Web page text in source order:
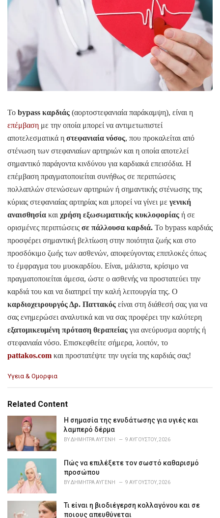
Το bypass καρδιάς (αορτοστεφανιαία παράκαμψη), είναι η
επέμβαση με την οποία μπορεί να αντιμετωπιστεί
αποτελεσματικά η στεφανιαία νόσος, που προκαλείται από
στένωση των στεφανιαίων αρτηριών και η οποία αποτελεί
σημαντικό παράγοντα κινδύνου για καρδιακά επεισόδια. Η
επέμβαση πραγματοποιείται συνήθως σε περιπτώσεις
πολλαπλών στενώσεων αρτηριών ή σημαντικής στένωσης της
κύριας στεφανιαίας αρτηρίας και μπορεί να γίνει με γενική
αναισθησία και χρήση εξωσωματικής κυκλοφορίας ή σε
ορισμένες περιπτώσεις σε πάλλουσα καρδιά. Το bypass καρδιάς
προσφέρει σημαντική βελτίωση στην ποιότητα ζωής και στο
προσδόκιμο ζωής των ασθενών, αποφεύγοντας επιπλοκές όπως
το έμφραγμα του μυοκαρδίου. Είναι, μάλιστα, κρίσιμο να
πραγματοποιείται άμεσα, ώστε ο ασθενής να προστατεύει την
καρδιά του και να διατηρεί την καλή λειτουργία της. Ο
καρδιοχειρουργός Δρ. Παττακός είναι στη διάθεσή σας για να
σας ενημερώσει αναλυτικά και να σας προφέρει την καλύτερη
εξατομικευμένη πρόταση θεραπείας για ανεύρυσμα αορτής ή
στεφανιαία νόσο. Επισκεφθείτε σήμερα, λοιπόν, το
pattakos.com και προστατέψτε την υγεία της καρδιάς σας!
C
e
i
e
Υγεια & Ομορφια
Related Content
Η σημασία της ενυδάτωσης για υγιές και
λαμπερό δέρμα
BYΔΉΜΗΤΡΑ ΑΥΓΈΝΗ 9 ΑΥΓΟΎΣΤΟΥ, 2026
Πώς να επιλέξετε τον σωστό καθαρισμό
προσώπου
BYΔΉΜΗΤΡΑ ΑΥΓΈΝΗ 9 ΑΥΓΟΎΣΤΟΥ, 2026
Τι είναι η βιοδιέγερση κολλαγόνου και σε
ποιους απευθύνεται